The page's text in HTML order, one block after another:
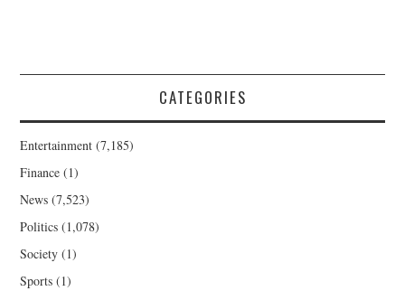
CATEGORIES
Entertainment (7,185)
Finance (1)
News (7,523)
Politics (1,078)
Society (1)
Sports (1)